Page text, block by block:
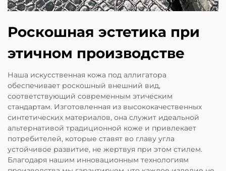
Роскошная эстетика при
этичном производстве
Наша искусственная кожа под аллигатора
обеспечивает роскошный внешний вид,
соответствующий современным этическим
стандартам. Изготовленная из высококачественных
синтетических материалов, она служит идеальной
альтернативой традиционной коже и привлекает
потребителей, которые ставят во главу угла
устойчивое развитие, не жертвуя при этом стилем.
Благодаря нашим инновационным технологиям